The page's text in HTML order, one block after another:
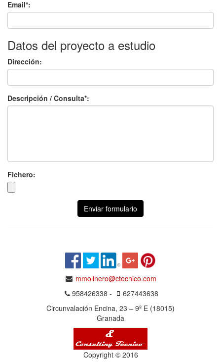
Email*:
Datos del proyecto a estudio
Dirección:
Descripción / Consulta*:
Fichero:
Enviar formulario
mmolinero@ctecnico.com
958426338 -
627443638
Circunvalación Encina, 23 – 9º E (18015)
Granada
Copyright © 2016